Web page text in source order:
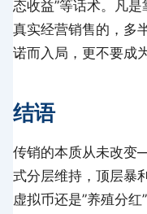
态收益”等话术。凡
真实经营销售的，多
诺而入局，更不要成
结语
传销的本质从未改
式分层维持，顶层暴
虚拟币还是”养殖分